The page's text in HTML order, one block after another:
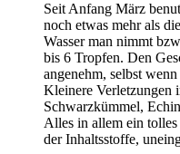
Seit Anfang März
noch etwas mehr als
Wasser man nimmt
bis 6 Tropfen. Den
angenehm, selbst
Kleinere Verletzungen
Schwarzkümmel,
Alles in allem ein
der Inhaltsstoffe,